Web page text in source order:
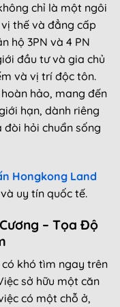
chỉ là một ngôi
thế và đẳng cấp
hộ 3PN và 4 PN
đầu tư và gia chủ
và vị trí độc tôn.
hoàn hảo, mang đến
hạn, dành riêng
hỏi chuẩn sống
Hongkong Land
uy tín quốc tế.
– Tọa Độ
khó tìm ngay trên
sở hữu một căn
có một chỗ ở,